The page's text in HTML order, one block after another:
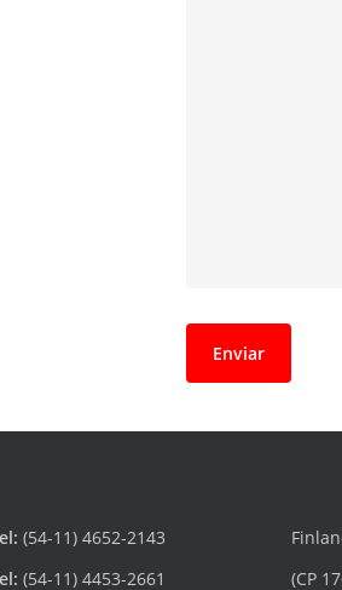
(54-11) 4652-2143
(54-11) 4453-2661
(CP